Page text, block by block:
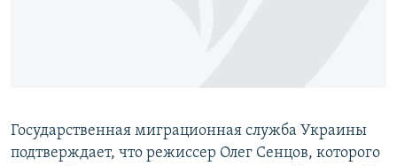
Все сайты RFE/RL
Государственная миграционная служба Украины
подтверждает, что режиссер Олег Сенцов, которого